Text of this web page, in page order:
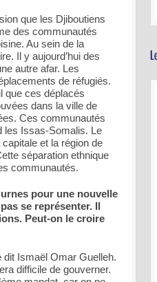
que les Djiboutiens
des communautés
Au sein de la
Il y aujourd’hui des
autre afar. Les
de réfugiés.
que ces déplacés
dans la ville de
Ces communautés
les Issas-Somalis. Le
et la région de
séparation ethnique
communautés.
pour une nouvelle
se représenter. Il
Peut-on le croire
dit Ismaël Omar Guelleh.
difficile de gouverner.